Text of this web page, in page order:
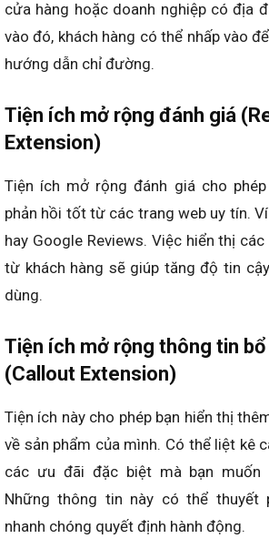
cửa hàng hoặc doanh nghiệp có địa
vào đó, khách hàng có thể nhấp vào
hướng dẫn chỉ đường.
Tiện ích mở rộng đánh giá
Extension)
Tiện ích mở rộng đánh giá cho
phản hồi tốt từ các trang web uy tín.
hay Google Reviews. Việc hiển thị
từ khách hàng sẽ giúp tăng độ tin
dùng.
Tiện ích mở rộng thông tin
(Callout Extension)
Tiện ích này cho phép bạn hiển thị
về sản phẩm của mình. Có thể liệt kê
các ưu đãi đặc biệt mà bạn muốn
Những thông tin này có thể thuyết
nhanh chóng quyết định hành động.